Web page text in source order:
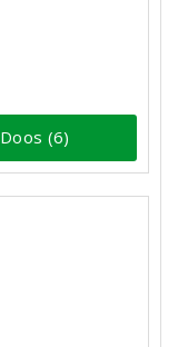
Doos (6)